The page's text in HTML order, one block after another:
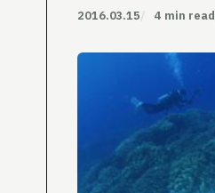
2016.03.15 4 min read